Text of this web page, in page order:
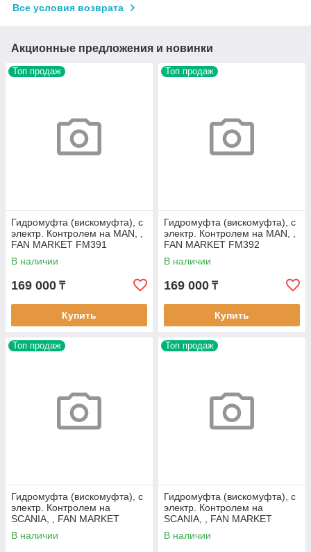
Все условия возврата
Акционные предложения и новинки
Топ продаж
Гидромуфта (вискомуфта), с
электр. Контролем на MAN, ,
FAN MARKET FM391
В наличии
169 000 ₸
Купить
Топ продаж
Гидромуфта (вискомуфта), с
электр. Контролем на MAN, ,
FAN MARKET FM392
В наличии
169 000 ₸
Купить
Топ продаж
Гидромуфта (вискомуфта), с
электр. Контролем на
SCANIA, , FAN MARKET
FM305
В наличии
Топ продаж
Гидромуфта (вискомуфта), с
электр. Контролем на
SCANIA, , FAN MARKET
FM311
В наличии